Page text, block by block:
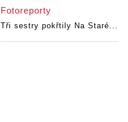
Fotoreporty
Tři sestry pokřtily Na Staré...